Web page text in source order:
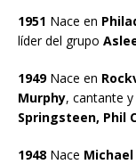
1951 Nace en
líder del grupo
1949Nace en
Murphy, cantante
Springsteen, Phil
1948 Nace Michael